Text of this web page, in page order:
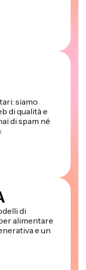
siamo
di qualità e
di spam né
di
alimentare
e un